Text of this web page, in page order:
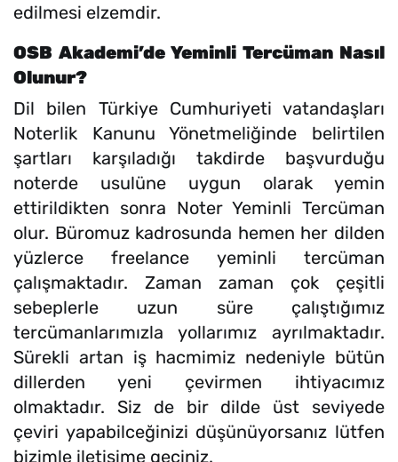
edilmesi elzemdir.
OSB Akademi’de Yeminli Tercüman Nasıl
Olunur?
Dil bilen Türkiye Cumhuriyeti vatandaşları
Noterlik Kanunu Yönetmeliğinde belirtilen
şartları karşıladığı takdirde başvurduğu
noterde usulüne uygun olarak yemin
ettirildikten sonra Noter Yeminli Tercüman
olur. Büromuz kadrosunda hemen her dilden
yüzlerce freelance yeminli tercüman
çalışmaktadır. Zaman zaman çok çeşitli
sebeplerle uzun süre çalıştığımız
tercümanlarımızla yollarımız ayrılmaktadır.
Sürekli artan iş hacmimiz nedeniyle bütün
dillerden yeni çevirmen ihtiyacımız
olmaktadır. Siz de bir dilde üst seviyede
çeviri yapabilceğinizi düşünüyorsanız lütfen
bizimle iletişime geçiniz.